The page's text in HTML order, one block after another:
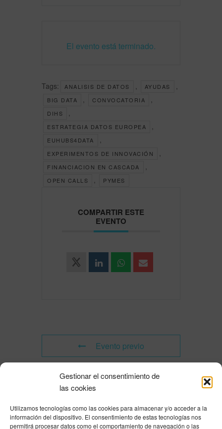
Gestionar el consentimiento de
las cookies
Utilizamos tecnologías como las cookies para almacenar y/o acceder a la
información del dispositivo. El consentimiento de estas tecnologías nos
permitirá procesar datos como el comportamiento de navegación o las
El evento está terminado.
Tags: ANALISIS DE DATOS , AYUDAS ,
BIG DATA , CONVOCATORIA ,
DIHS ,
ESTRATEGIA DATOS EUROPEA ,
EUHUBS4DATA ,
EXPERIMENTOS DE INNOVACIÓN ,
FINANCIACION EN CASCADA ,
OPEN CALLS , PYMES
COMPARTIR ESTE
EVENTO
Evento previo
Evento siguiente
Powered byModern Events Calendar
Política de privacidad| Aviso Legal|Política de cookies|DNSH|Trabaja con